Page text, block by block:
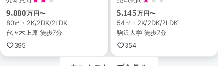
9,880万円〜
80㎡・2K/2DK/2LDK
代々木上原 徒歩7分
395
5,145万円〜
54㎡・2K/2DK/2LDK
駒沢大学 徒歩7分
354